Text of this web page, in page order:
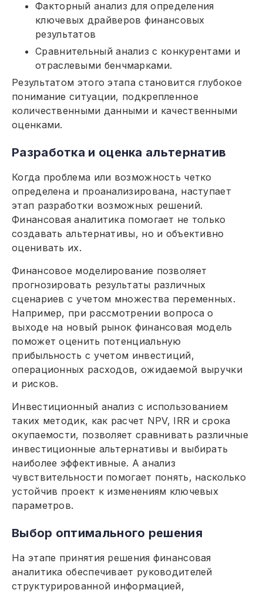
Факторный анализ для определения
ключевых драйверов финансовых
результатов
Сравнительный анализ с конкурентами и
отраслевыми бенчмарками.
Результатом этого этапа становится глубокое
понимание ситуации, подкрепленное
количественными данными и качественными
оценками.
Разработка и оценка альтернатив
Когда проблема или возможность четко
определена и проанализирована, наступает
этап разработки возможных решений.
Финансовая аналитика помогает не только
создавать альтернативы, но и объективно
оценивать их.
Финансовое моделирование позволяет
прогнозировать результаты различных
сценариев с учетом множества переменных.
Например, при рассмотрении вопроса о
выходе на новый рынок финансовая модель
поможет оценить потенциальную
прибыльность с учетом инвестиций,
операционных расходов, ожидаемой выручки
и рисков.
Инвестиционный анализ с использованием
таких методик, как расчет NPV, IRR и срока
окупаемости, позволяет сравнивать различные
инвестиционные альтернативы и выбирать
наиболее эффективные. А анализ
чувствительности помогает понять, насколько
устойчив проект к изменениям ключевых
параметров.
Выбор оптимального решения
На этапе принятия решения финансовая
аналитика обеспечивает руководителей
структурированной информацией,